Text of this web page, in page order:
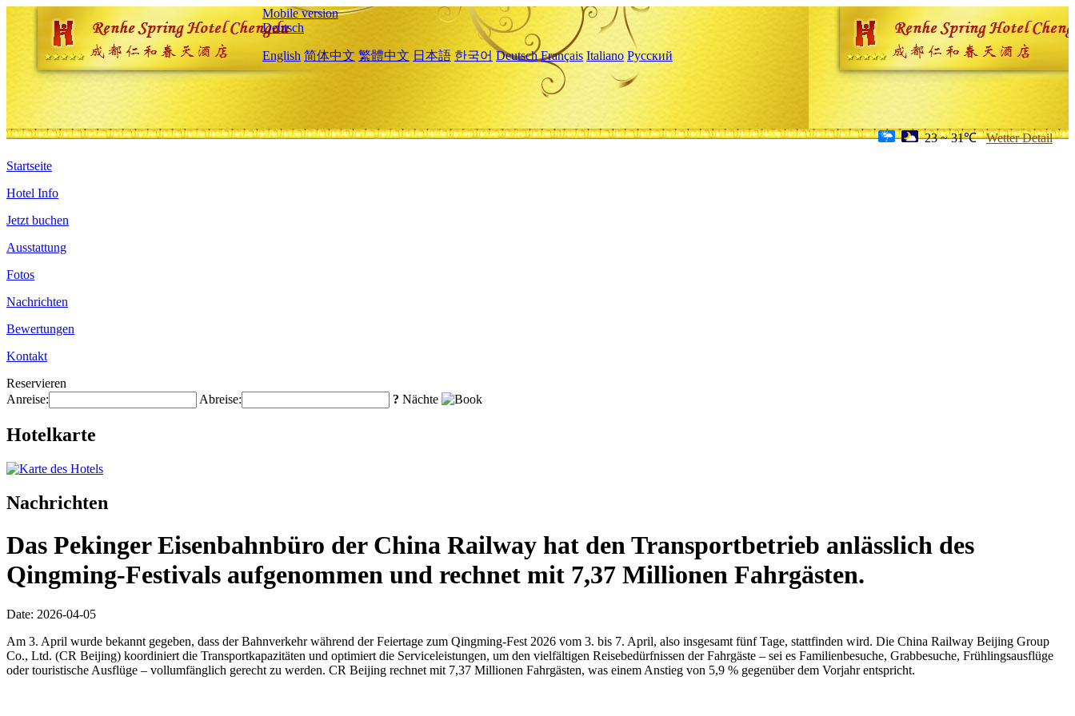
Mobile version
Deutsch
English 简体中文 繁體中文 日本語 한국어 Deutsch Français Italiano Русский
23 ~ 31℃ Wetter Detail
Startseite
Hotel Info
Jetzt buchen
Ausstattung
Fotos
Nachrichten
Bewertungen
Kontakt
Reservieren
Anreise:
Abreise: ? Nächte
Hotelkarte
Nachrichten
Das Pekinger Eisenbahnbüro der China Railway hat den Transportbetrieb anlässlich des
Qingming-Festivals aufgenommen und rechnet mit 7,37 Millionen Fahrgästen.
Date: 2026-04-05
Am 3. April wurde bekannt gegeben, dass der Bahnverkehr während der Feiertage zum Qingming-Fest 2026 vom 3. bis 7. April, also insgesamt fünf Tage, stattfinden wird. Die China Railway Beijing Group
Co., Ltd. (CR Beijing) koordiniert die Transportkapazitäten und optimiert die Serviceleistungen, um den vielfältigen Reisebedürfnissen der Fahrgäste – sei es Familienbesuche, Grabbesuche, Frühlingsausflüge
oder touristische Ausflüge – vollumfänglich gerecht zu werden. CR Beijing rechnet mit 7,37 Millionen Fahrgästen, was einem Anstieg von 5,9 % gegenüber dem Vorjahr entspricht.